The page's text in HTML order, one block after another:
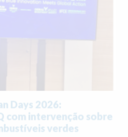
Days 2026:
com intervenção sobre
verdes